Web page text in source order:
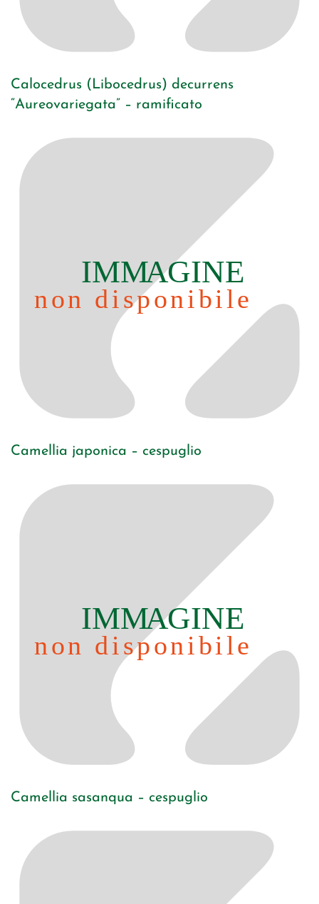
Calocedrus (Libocedrus) decurrens
“Aureovariegata” – ramificato
Camellia japonica – cespuglio
Camellia sasanqua – cespuglio